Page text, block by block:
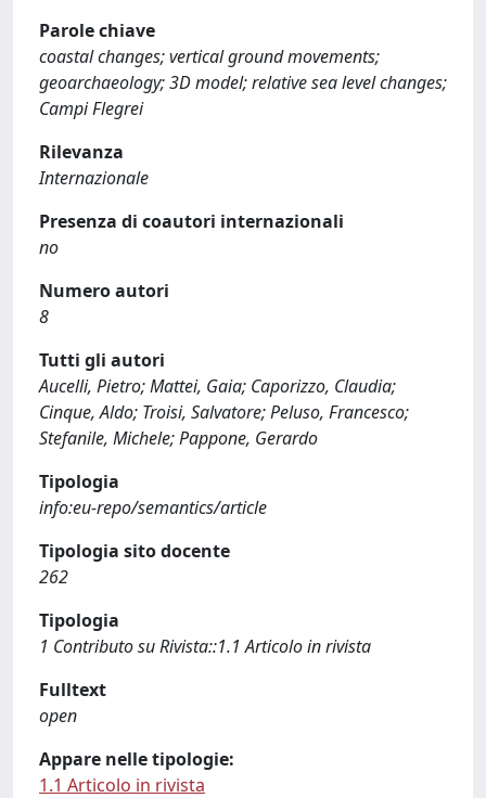
Parole chiave
coastal changes; vertical ground movements;
geoarchaeology; 3D model; relative sea level changes;
Campi Flegrei
Rilevanza
Internazionale
Presenza di coautori internazionali
no
Numero autori
8
Tutti gli autori
Aucelli, Pietro; Mattei, Gaia; Caporizzo, Claudia;
Cinque, Aldo; Troisi, Salvatore; Peluso, Francesco;
Stefanile, Michele; Pappone, Gerardo
Tipologia
info:eu-repo/semantics/article
Tipologia sito docente
262
Tipologia
1 Contributo su Rivista::1.1 Articolo in rivista
Fulltext
open
Appare nelle tipologie:
1.1 Articolo in rivista